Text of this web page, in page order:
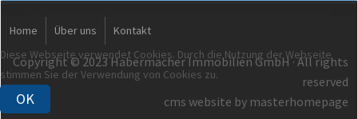
Home Über uns Kontakt
Copyright © 2023 Habermacher Immobilien GmbH · All rights
reserved
cms website by masterhomepage
Diese Webseite verwendet Cookies. Durch die Nutzung der Webseite
stimmen Sie der Verwendung von Cookies zu.
OK